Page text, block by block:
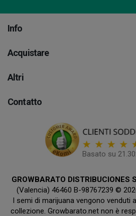
Info
Acquistare
Altri
Contatto
Basato su
GROWBARATO DISTRIBUCIONES
(Valencia) 46460 B-98767239 ©
I semi di marijuana vengono venduti
collezione. Growbarato.net non è